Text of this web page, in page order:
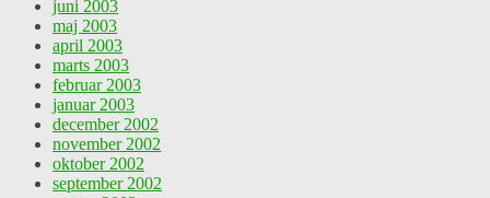
juni 2003
maj 2003
april 2003
marts 2003
februar 2003
januar 2003
december 2002
november 2002
oktober 2002
september 2002